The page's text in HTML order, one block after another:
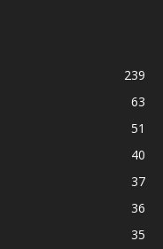
239
63
51
40
37
36
35